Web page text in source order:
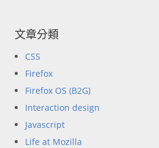
文章分類
CSS
Firefox
Firefox OS (B2G)
Interaction design
Javascript
Life at Mozilla